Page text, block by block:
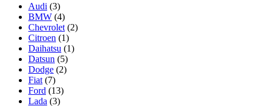
Audi (3)
BMW (4)
Chevrolet (2)
Citroen (1)
Daihatsu (1)
Datsun (5)
Dodge (2)
Fiat (7)
Ford (13)
Lada (3)